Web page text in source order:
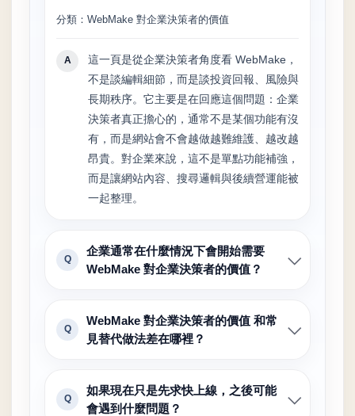
分類：WebMake 對企業決策者的價值
A
這一頁是從企業決策者角度看 WebMake，
不是談編輯細節，而是談投資回報、風險與
長期秩序。它主要是在回應這個問題：企業
決策者真正擔心的，通常不是某個功能有沒
有，而是網站會不會越做越難維護、越改越
昂貴。對企業來說，這不是單點功能補強，
而是讓網站內容、搜尋邏輯與後續營運能被
一起整理。
Q
企業通常在什麼情況下會開始需要
WebMake 對企業決策者的價值？
Q
WebMake 對企業決策者的價值 和常
見替代做法差在哪裡？
Q
如果現在只是先求快上線，之後可能
會遇到什麼問題？